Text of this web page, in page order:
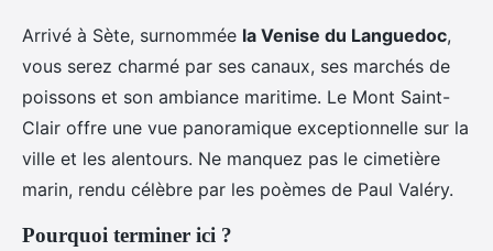
Arrivé à Sète, surnommée la Venise du Languedoc,
vous serez charmé par ses canaux, ses marchés de
poissons et son ambiance maritime. Le Mont Saint-
Clair offre une vue panoramique exceptionnelle sur la
ville et les alentours. Ne manquez pas le cimetière
marin, rendu célèbre par les poèmes de Paul Valéry.
Pourquoi terminer ici ?